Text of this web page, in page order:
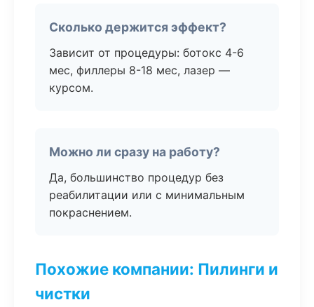
Сколько держится эффект?
Зависит от процедуры: ботокс 4-6
мес, филлеры 8-18 мес, лазер —
курсом.
Можно ли сразу на работу?
Да, большинство процедур без
реабилитации или с минимальным
покраснением.
Похожие компании: Пилинги и
чистки